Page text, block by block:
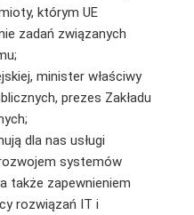
którym UE
zadań związanych
minister właściwy
prezes Zakładu
dla nas usługi
systemów
także zapewnieniem
rozwiązań IT i